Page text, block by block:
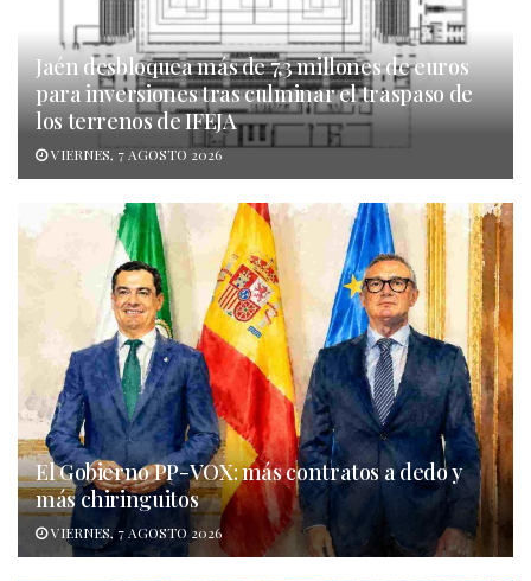
Jaén desbloquea más de 7,3 millones de euros
para inversiones tras culminar el traspaso de
los terrenos de IFEJA
VIERNES, 7 AGOSTO 2026
El Gobierno PP-VOX: más contratos a dedo y
más chiringuitos
VIERNES, 7 AGOSTO 2026